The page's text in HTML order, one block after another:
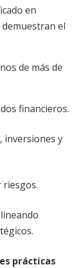
en
el
de más de
financieros.
inversiones y
riesgos.
prácticas